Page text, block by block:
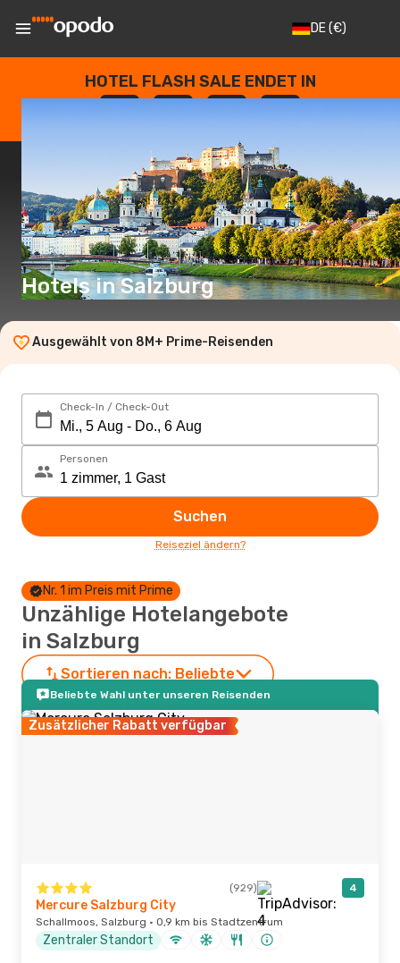
DE(€)
HOTEL FLASH SALE ENDET IN
-- : -- : --
Hotels in Salzburg
Ausgewählt von 8M+ Prime-Reisenden
Check-In / Check-Out
Personen
Suchen
Reiseziel ändern?
Nr. 1 im Preis mit Prime
Unzählige Hotelangebote
in Salzburg
Sortieren nach: Beliebte
Beliebte Wahl unter unseren Reisenden
Zusätzlicher Rabatt verfügbar
(929) 4
Mercure Salzburg City
Schallmoos, Salzburg · 0,9 km bis Stadtzentrum
Zentraler Standort